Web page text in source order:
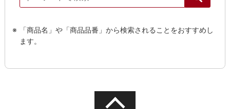
「商品名」や「商品品番」から検索されることをおすすめし
ます。